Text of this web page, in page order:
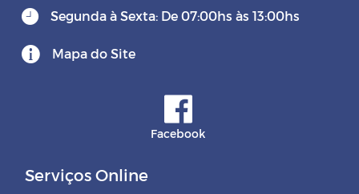
Segunda à Sexta: De 07:00hs às 13:00hs
Mapa do Site
Facebook
Serviços Online